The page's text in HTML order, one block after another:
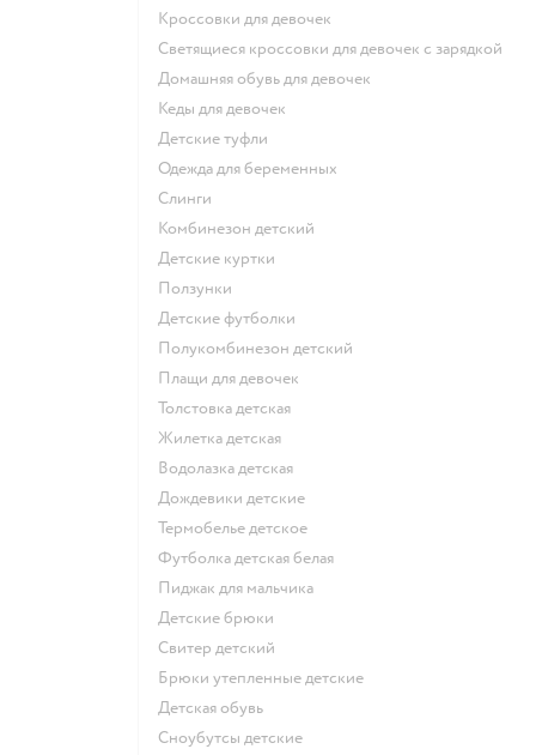
Кроссовки для девочек
Светящиеся кроссовки для девочек с зарядкой
Домашняя обувь для девочек
Кеды для девочек
Детские туфли
Одежда для беременных
Слинги
Комбинезон детский
Детские куртки
Ползунки
Детские футболки
Полукомбинезон детский
Плащи для девочек
Толстовка детская
Жилетка детская
Водолазка детская
Дождевики детские
Термобелье детское
Футболка детская белая
Пиджак для мальчика
Детские брюки
Свитер детский
Брюки утепленные детские
Детская обувь
Сноубутсы детские